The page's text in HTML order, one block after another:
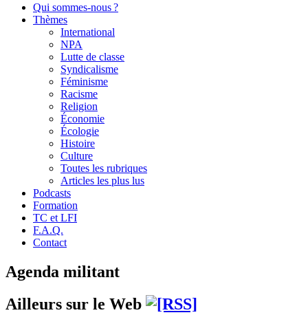
Qui sommes-nous ?
Thèmes
International
NPA
Lutte de classe
Syndicalisme
Féminisme
Racisme
Religion
Économie
Écologie
Histoire
Culture
Toutes les rubriques
Articles les plus lus
Podcasts
Formation
TC et LFI
F.A.Q.
Contact
Agenda militant
Ailleurs sur le Web